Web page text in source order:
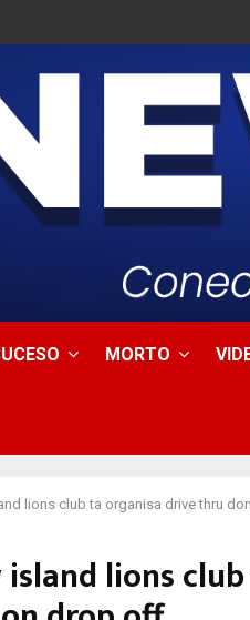
MORTO
lions club ta organisa drive thru
lions